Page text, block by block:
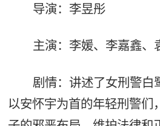
导演：李昱彤
主演：李媛、李嘉鑫、
剧情：讲述了女刑警白
以安怀宇为首的年轻刑警们